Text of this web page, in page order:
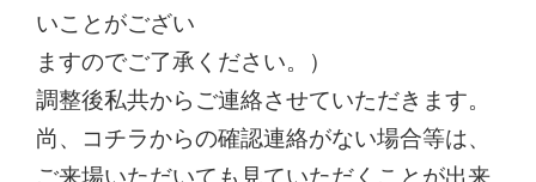
いことがござい
ますのでご了承ください。）
調整後私共からご連絡させていただきます。
尚、コチラからの確認連絡がない場合等は、
ご来場いただいても見ていただくことが出来